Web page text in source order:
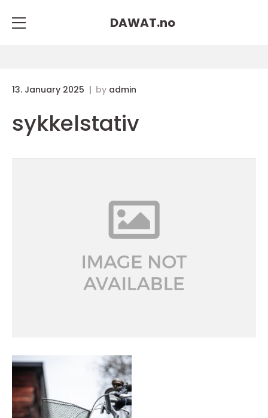
DAWAT.no
13. January 2025 by admin
sykkelstativ